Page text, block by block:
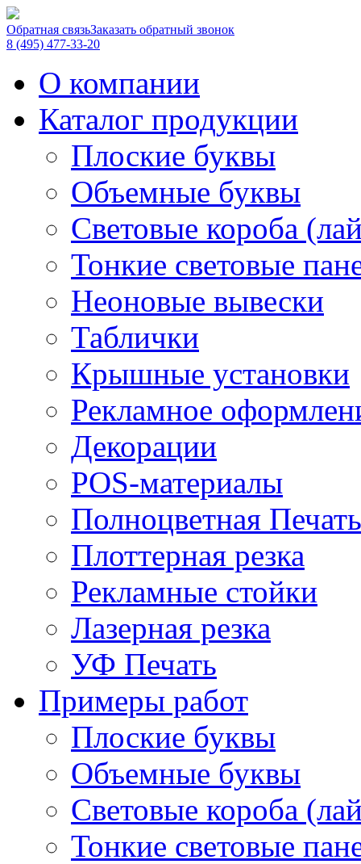
Обратная связьЗаказать обратный звонок
8 (495) 477-33-20
О компании
Каталог продукции
Плоские буквы
Объемные буквы
Световые короба
Тонкие световые
Неоновые вывески
Таблички
Крышные установки
Рекламное
Декорации
POS-материалы
Полноцветная Печать
Плоттерная резка
Рекламные стойки
Лазерная резка
УФ Печать
Примеры работ
Плоские буквы
Объемные буквы
Световые короба
Тонкие световые